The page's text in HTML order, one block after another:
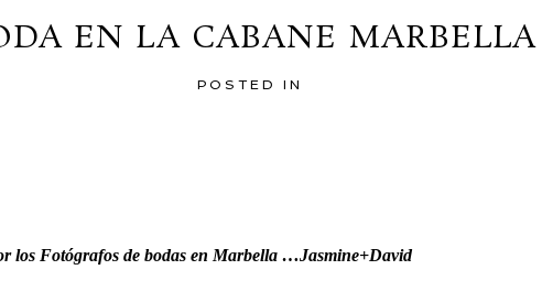
EN LA CABANE MARBELLA
POSTED IN
los Fotógrafos de bodas en Marbella …Jasmine+David